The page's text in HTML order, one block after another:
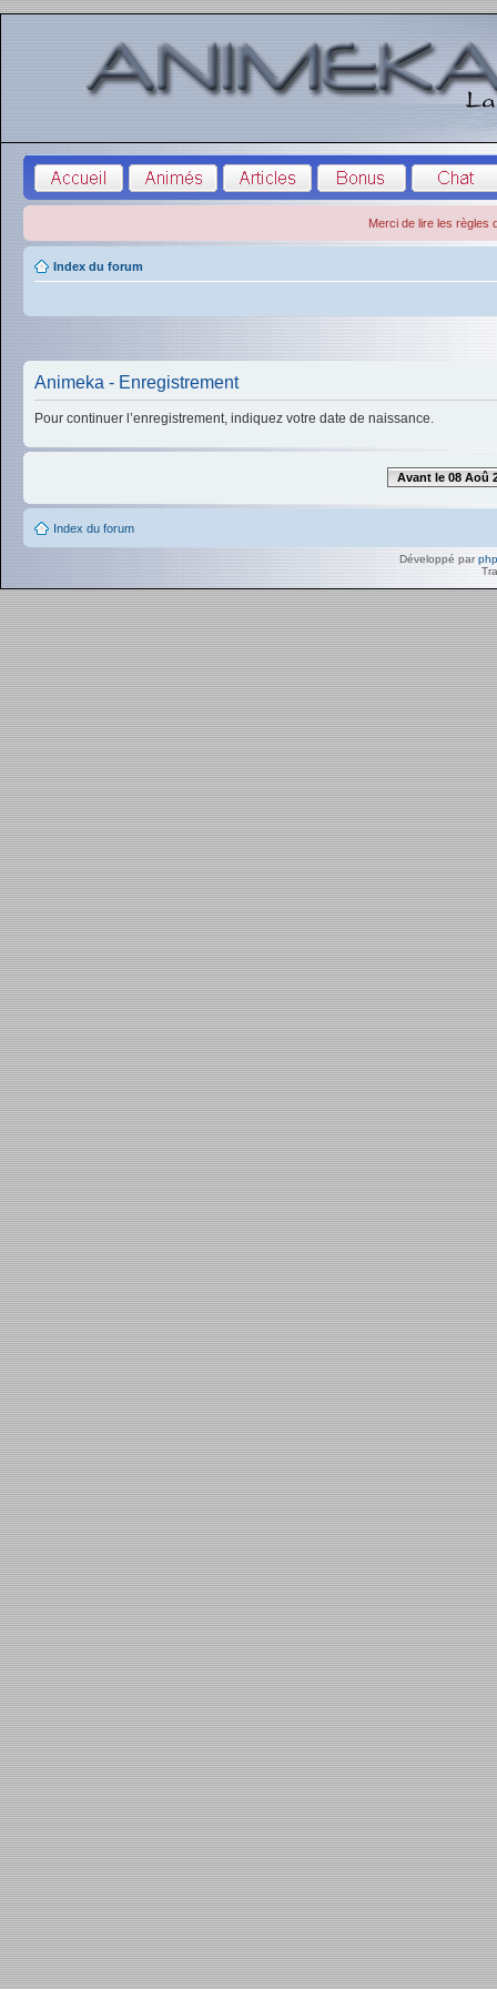
Merci de lire les règles
Index du forum
Animeka - Enregistrement
Pour continuer l’enregistrement, indiquez votre date de naissance.
Avant le 08 Aoû
Index du forum
Développé par